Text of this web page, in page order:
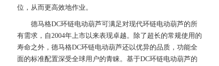
位，从而更高效地作业。
德马格DC环链电动葫芦可满足对现代环链电动葫芦的所
有需求，自2004年上市以来表现卓越。除了超长的常规使用的
寿命之外，德马格DC环链电动葫芦还以优异的品质，功能全
面的标准配置深受全球用户的青睐。基于DC环链电动葫芦的